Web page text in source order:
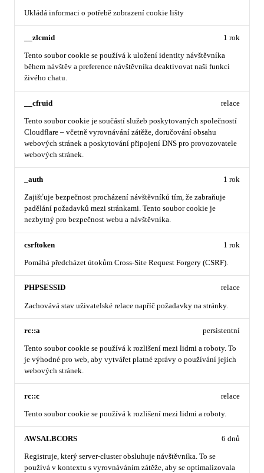
Ukládá informaci o potřebě zobrazení cookie lišty
__zlcmid
Tento soubor cookie se používá k uložení identity návštěvníka
během návštěv a preference návštěvníka deaktivovat naši funkci
živého chatu.
1 rok
__cfruid
Tento soubor cookie je součástí služeb poskytovaných společností
Cloudflare – včetně vyrovnávání zátěže, doručování obsahu
webových stránek a poskytování připojení DNS pro provozovatele
webových stránek.
relace
_auth
Zajišťuje bezpečnost procházení návštěvníků tím, že zabraňuje
padělání požadavků mezi stránkami. Tento soubor cookie je
nezbytný pro bezpečnost webu a návštěvníka.
1 rok
csrftoken
Pomáhá předcházet útokům Cross-Site Request Forgery (CSRF).
1 rok
PHPSESSID
Zachovává stav uživatelské relace napříč požadavky na stránky.
relace
rc::a
Tento soubor cookie se používá k rozlišení mezi lidmi a roboty. To
je výhodné pro web, aby vytvářet platné zprávy o používání jejich
webových stránek.
persistentní
rc::c
Tento soubor cookie se používá k rozlišení mezi lidmi a roboty.
relace
AWSALBCORS
Registruje, který server-cluster obsluhuje návštěvníka. To se
používá v kontextu s vyrovnáváním zátěže, aby se optimalizovala
6 dnů